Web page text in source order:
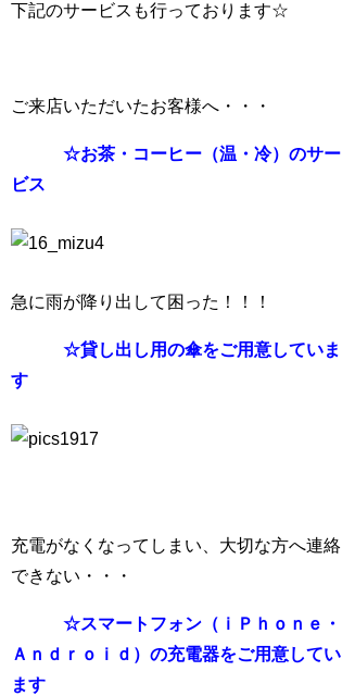
下記のサービスも行っております☆
ご来店いただいたお客様へ・・・
☆お茶・コーヒー（温・冷）のサー
ビス
急に雨が降り出して困った！！！
☆貸し出し用の傘をご用意していま
す
充電がなくなってしまい、大切な方へ連絡
できない・・・
☆スマートフォン（ｉＰｈｏｎｅ・
Ａｎｄｒｏｉｄ）の充電器をご用意してい
ます